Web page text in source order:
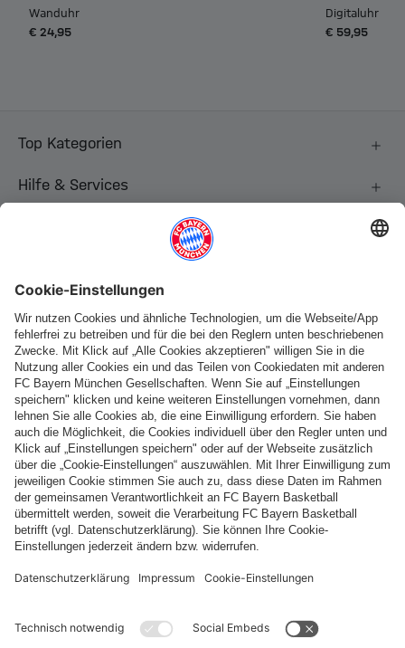
Wanduhr
€ 24,95
Digitaluhr
€ 59,95
Top Kategorien
Hilfe & Services
Folge uns
Zahlung & Lieferung
FC Bayern Store App